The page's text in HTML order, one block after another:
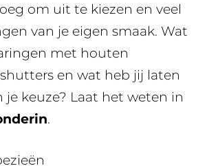
om uit te kiezen en veel
van je eigen smaak. Wat
met houten
en wat heb jij laten
je keuze? Laat het weten in
.